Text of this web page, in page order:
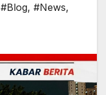
#Blog, #News,